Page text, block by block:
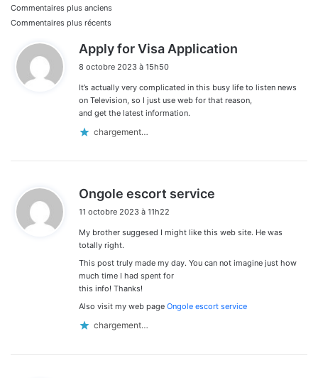
Navigation
dans
les
commentaires
Commentaires plus anciens
Commentaires plus récents
Apply for Visa Application
:
8 octobre 2023 à 15h50
It’s actually very complicated in this busy life to listen news
on Television, so I just use web for that reason,
and get the latest information.
chargement…
Ongole escort service
11 octobre 2023 à 11h22
My brother suggesed I might like this web site. He was
totally right.
This post truly made my day. You can not imagine just how
much time I had spent for
this info! Thanks!
Also visit my web page Ongole escort service
chargement…